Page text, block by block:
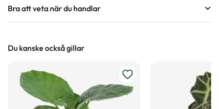
Bra att veta när du handlar
Vi försöker alltid ange växternas ungefärliga
är unika så kan måtten och din växts utseende
variera något från informationen och fotona på
hemsidan.
Du kanske också gillar